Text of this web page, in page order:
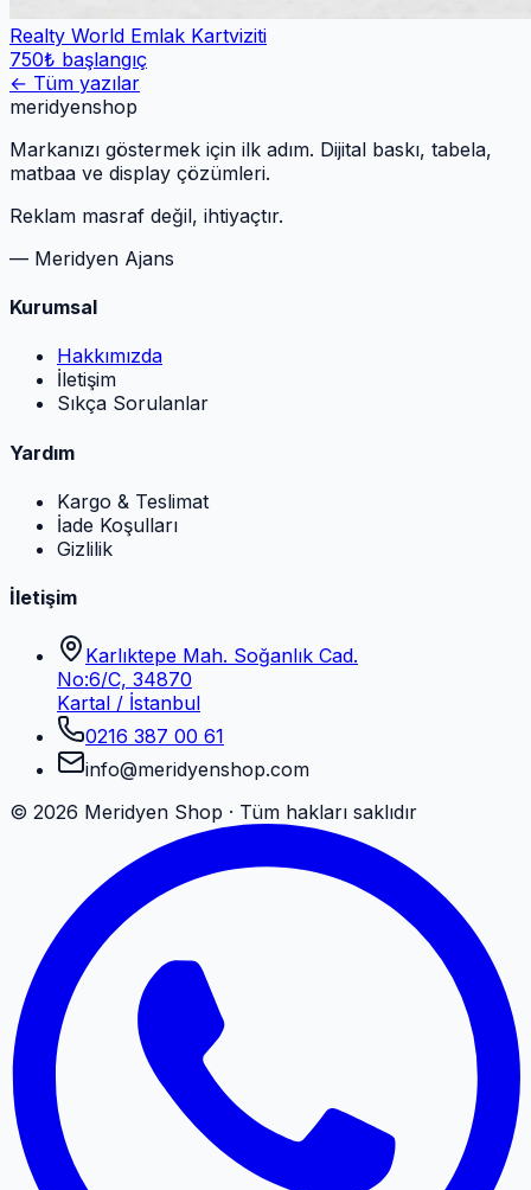
Realty World Emlak Kartviziti
750₺ başlangıç
← Tüm yazılar
meridyenshop
Markanızı göstermek için ilk adım. Dijital baskı, tabela,
matbaa ve display çözümleri.
Reklam masraf değil, ihtiyaçtır.
— Meridyen Ajans
Kurumsal
Hakkımızda
İletişim
Sıkça Sorulanlar
Yardım
Kargo & Teslimat
İade Koşulları
Gizlilik
İletişim
Karlıktepe Mah. Soğanlık Cad.
No:6/C, 34870
Kartal / İstanbul
0216 387 00 61
info@meridyenshop.com
© 2026 Meridyen Shop · Tüm hakları saklıdır